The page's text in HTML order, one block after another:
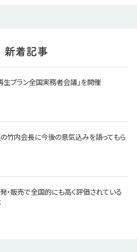
生プラン全国実務者会議」を開催
竹内会長に今後の意気込みを語ってもら
・販売で全国的にも高く評価されている